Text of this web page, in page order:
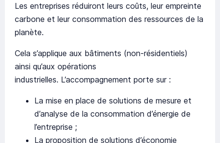
Les entreprises réduiront leurs coûts, leur empreinte
carbone et leur consommation des ressources de la
planète.
Cela s’applique aux bâtiments (non-résidentiels)
ainsi qu’aux opérations
industrielles. L’accompagnement porte sur :
La mise en place de solutions de mesure et
d’analyse de la consommation d’énergie de
l’entreprise ;
La proposition de solutions d’économie